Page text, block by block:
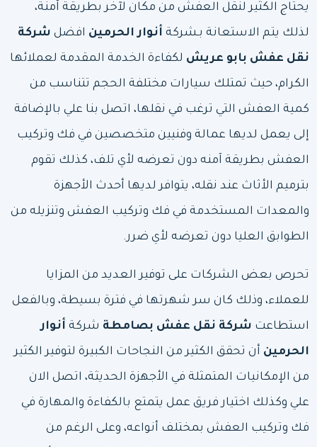
يحتاج الكثير لنقل العفش من مكان لآخر بطريقة آمنة،
لذلك يتم الاستعانة بـشركة أنوار الحرمين افضل شركة
نقل عفش بابو عريش لكفاءة الخدمة المقدمة لعملائها
الكرام، حيث تمتلك سيارات مختلفة الحجم تتناسب من
كمية العفش التي ترغب في نقلها، اتصل بنا علي بالإضافة
إلى يعمل لديها عمالة وفنيين متخصصين في فك وتركيب
العفش بطريقة آمنه دون تعرضه لأي تلف، كذلك تقوم
بترميم الأثاث عند نقله، يتوافر لديها أحدث الأجهزة
والمعدات المستخدمة في فك وتركيب العفش وتنزيله من
الطوابق العليا دون تعرضه لأي ضرر.
تحرص بعض الشركات على توفير العديد من المزايا
للعملاء، وذلك كان سر شهرتها في فترة بسيطة، وبالفعل
استطاعت شركة نقل عفش بصامطة شركة أنوار
الحرمين أن تحقق الكثير من النجاحات الكبيرة لتوفير الكثير
من الإمكانيات المتمثلة في الأجهزة الحديثة، اتصل الان
علي وكذلك اختيار فريق عمل يتمتع بالكفاءة والمهارة في
فك وتركيب العفش بمختلف أنواعه، وعلى الرغم من